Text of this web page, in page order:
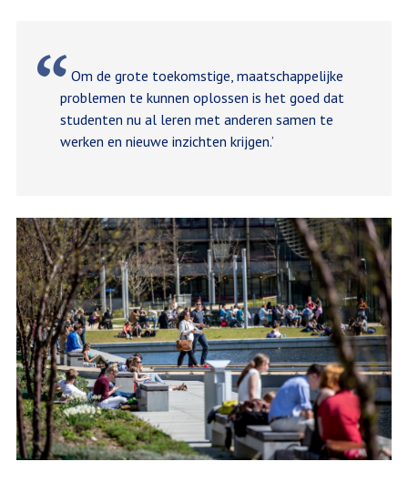
Om de grote toekomstige, maatschappelijke
problemen te kunnen oplossen is het goed dat
studenten nu al leren met anderen samen te
werken en nieuwe inzichten krijgen.’